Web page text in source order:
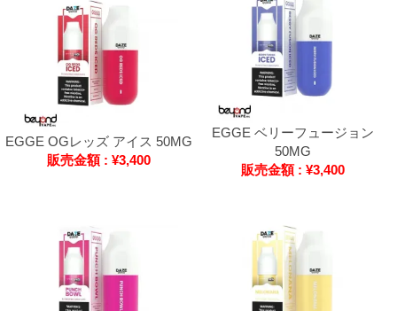
EGGE OGレッズ アイス 50MG
販売金額 : ¥3,400
EGGE ベリーフュージョン
50MG
販売金額 : ¥3,400